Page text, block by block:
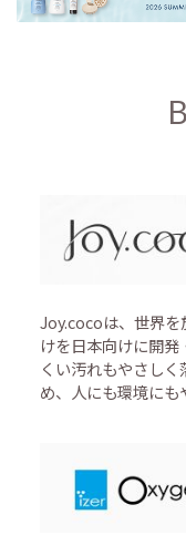
Joy.cocoは、世界
けを日本向けに開
くい汚れもやさし
め、人にも環境にも